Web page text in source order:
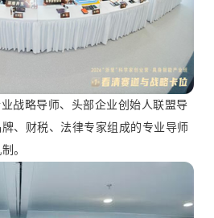
战略导师、头部企业创始人联盟导
、财税、法律专家组成的专业导师
。